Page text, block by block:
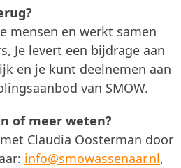
mensen en werkt samen
Je levert een bijdrage aan
en je kunt deelnemen aan
van SMOW.
of meer weten?
Claudia Oosterman door
info@smowassenaar.nl,